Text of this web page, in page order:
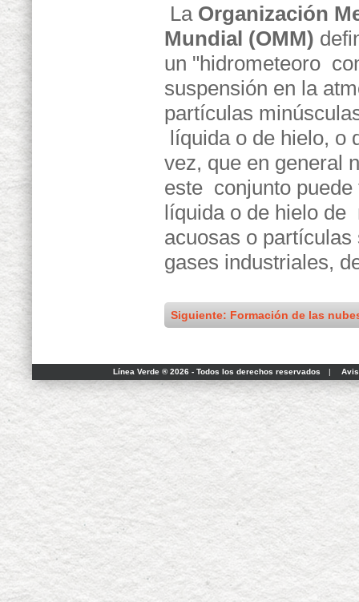
La Organización
Mundial (OMM)
un "hidrometeoro
suspensión en la
partículas
líquida o de hielo, o
vez, que en general
este conjunto
líquida o de hielo de
acuosas o
gases industriales,
Siguiente: Formación de las
Línea Verde ® 2026 - Todos los derechos reservados |